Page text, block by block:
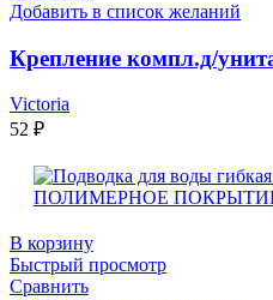
Добавить в список желаний
Крепление компл.д/
Victoria
52 ₽
В корзину
Быстрый просмотр
Сравнить